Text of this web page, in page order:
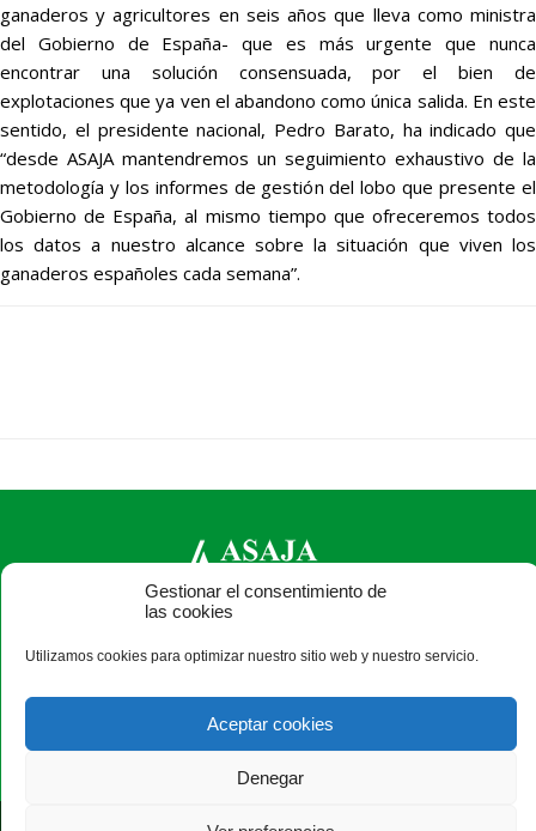
Gestionar el consentimiento de
las cookies
Utilizamos cookies para optimizar nuestro sitio web y nuestro servicio.
Aceptar cookies
Denegar
ganaderos y agricultores en seis años que lleva como ministra
del Gobierno de España- que es más urgente que nunca
encontrar una solución consensuada, por el bien de
explotaciones que ya ven el abandono como única salida. En este
sentido, el presidente nacional, Pedro Barato, ha indicado que
“desde ASAJA mantendremos un seguimiento exhaustivo de la
metodología y los informes de gestión del lobo que presente el
Gobierno de España, al mismo tiempo que ofreceremos todos
los datos a nuestro alcance sobre la situación que viven los
ganaderos españoles cada semana”.
Camino Estrecho de la Aldehuela, 50, 37003 Salamanca -
España · Tel.: +34 923 190 720 ·asaja@asajasalamanca.com